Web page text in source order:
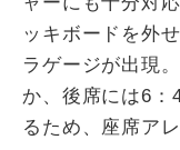
ッキボードを外
ラゲージが出現
か、後席には6：
るため、座席ア